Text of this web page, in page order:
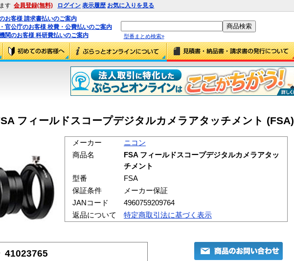
す 会員登録(無料) ログイン 表示履歴 お気に入りを見る
お客様 請求書払いのご案内
官公庁のお客様 校費・公費払いのご案内
関のお客様 科研費払いのご案内
型番まとめ検索»
フィールドスコープデジタルカメラアタッチメント (FSA)
メーカー
ニコン
商品名
FSA フィールドスコープデジタルカメラアタッ
チメント
型番
FSA
保証条件
メーカー保証
JANコード
4960759209764
返品について
特定商取引法に基づく表示
41023765